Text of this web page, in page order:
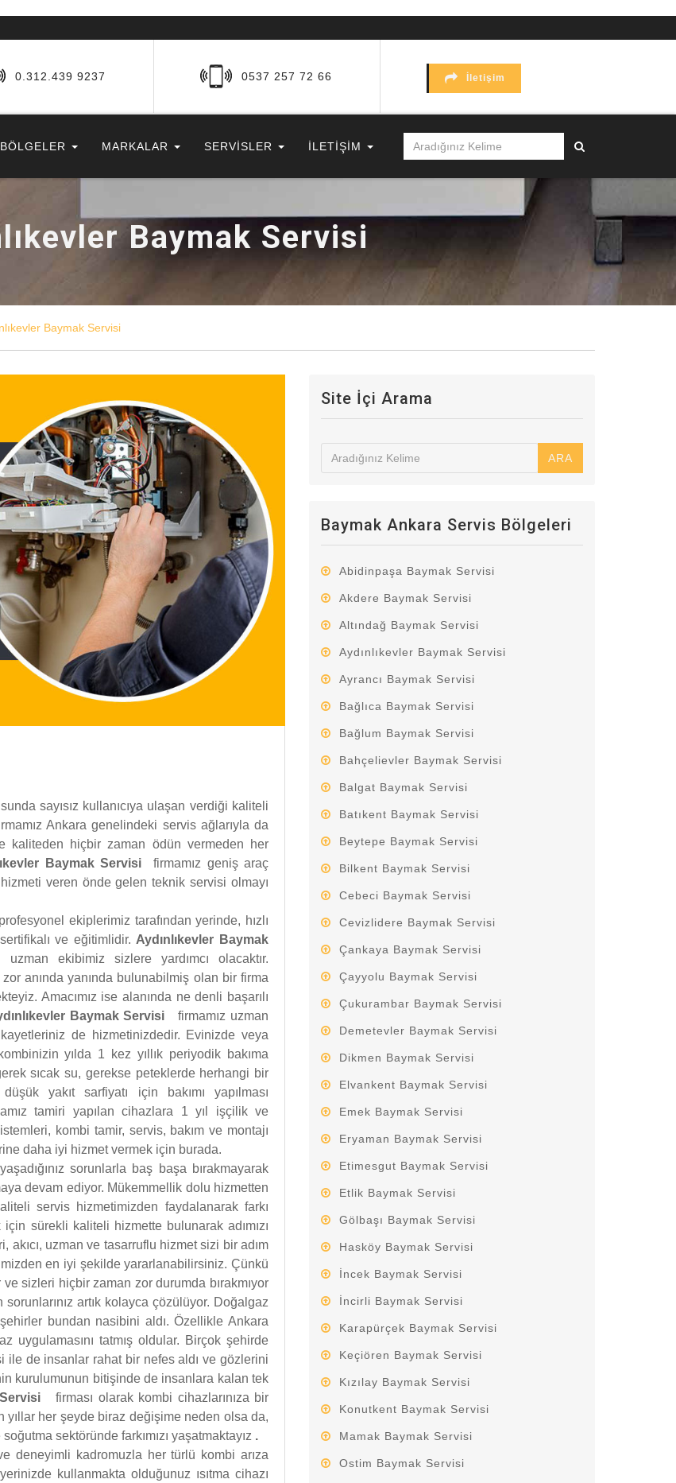
0.312.439 9237 0537 257 72 66 İletişim
BÖLGELER MARKALAR SERVİSLER İLETİŞİM
Baymak Servisi
Baymak Servisi
sayısız kullanıcıya ulaşan verdiği kaliteli
Ankara genelindeki servis ağlarıyla da
kaliteden hiçbir zaman ödün vermeden her
Baymak Servisi firmamız geniş araç
veren önde gelen teknik servisi olmayı
ekiplerimiz tarafından yerinde, hızlı
ve eğitimlidir. Aydınlıkevler Baymak
ekibimiz sizlere yardımcı olacaktır.
anında yanında bulunabilmiş olan bir firma
Amacımız ise alanında ne denli başarılı
Baymak Servisi
firmamız uzman
de hizmetinizdedir. Evinizde veya
yılda 1 kez yıllık periyodik bakıma
sıcak su, gerekse peteklerde herhangi bir
yakıt sarfiyatı için bakımı yapılması
tamiri yapılan cihazlara 1 yıl işçilik ve
kombi tamir, servis, bakım ve montajı
daha iyi hizmet vermek için burada.
sorunlarla baş başa bırakmayarak
devam ediyor. Mükemmellik dolu hizmetten
servis hizmetimizden faydalanarak farkı
sürekli kaliteli hizmette bulunarak adımızı
uzman ve tasarruflu hizmet sizi bir adım
en iyi şekilde yararlanabilirsiniz. Çünkü
sizleri hiçbir zaman zor durumda bırakmıyor
sorunlarınız artık kolayca çözülüyor. Doğalgaz
bundan nasibini aldı. Özellikle Ankara
tatmış oldular. Birçok şehirde
ile de insanlar rahat bir nefes aldı ve gözlerini
kurulumunun bitişinde de insanlara kalan tek
Servisifirması olarak kombi cihazlarınıza bir
yıllar her şeyde biraz değişime neden olsa da,
sektöründe farkımızı yaşatmaktayız .
deneyimli kadromuzla her türlü kombi arıza
kullanmakta olduğunuz ısıtma cihazı
Site İçi Arama
ARA
Baymak Ankara Servis Bölgeleri
Abidinpaşa Baymak Servisi
Akdere Baymak Servisi
Altındağ Baymak Servisi
Aydınlıkevler Baymak Servisi
Ayrancı Baymak Servisi
Bağlıca Baymak Servisi
Bağlum Baymak Servisi
Bahçelievler Baymak Servisi
Balgat Baymak Servisi
Batıkent Baymak Servisi
Beytepe Baymak Servisi
Bilkent Baymak Servisi
Cebeci Baymak Servisi
Cevizlidere Baymak Servisi
Çankaya Baymak Servisi
Çayyolu Baymak Servisi
Çukurambar Baymak Servisi
Demetevler Baymak Servisi
Dikmen Baymak Servisi
Elvankent Baymak Servisi
Emek Baymak Servisi
Eryaman Baymak Servisi
Etimesgut Baymak Servisi
Etlik Baymak Servisi
Gölbaşı Baymak Servisi
Hasköy Baymak Servisi
İncek Baymak Servisi
İncirli Baymak Servisi
Karapürçek Baymak Servisi
Keçiören Baymak Servisi
Kızılay Baymak Servisi
Konutkent Baymak Servisi
Mamak Baymak Servisi
Ostim Baymak Servisi